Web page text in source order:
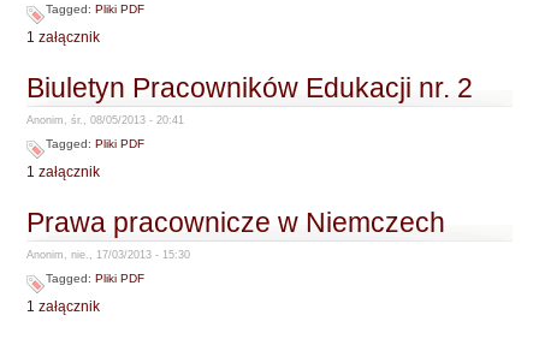
Tagged:Pliki PDF
1 załącznik
Biuletyn Pracowników Edukacji nr. 2
Anonim, śr., 08/05/2013 - 20:41
Tagged:Pliki PDF
1 załącznik
Prawa pracownicze w Niemczech
Anonim, nie., 17/03/2013 - 15:30
Tagged:Pliki PDF
1 załącznik